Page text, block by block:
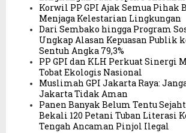
Korwil PP GPI Ajak Semua Pihak
Menjaga Kelestarian Lingkungan
Dari Sembako hingga Program
Ungkap Alasan Kepuasan Publik
Sentuh Angka 79,3%
PP GPI dan KLH Perkuat Sinergi
Tobat Ekologis Nasional
Muslimah GPI Jakarta Raya:
Jakarta Tidak Aman
Panen Banyak Belum Tentu
Bekali 120 Petani Tuban Literasi
Tengah Ancaman Pinjol Ilegal